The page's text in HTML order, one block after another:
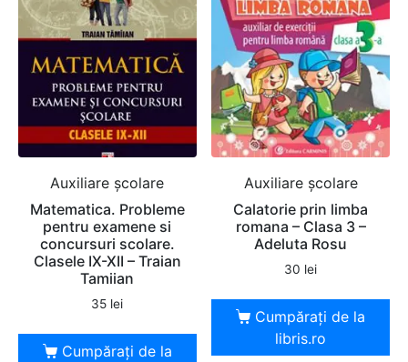
Auxiliare şcolare
Matematica. Probleme
pentru examene si
concursuri scolare.
Clasele IX-XII – Traian
Tamiian
35 lei
Cumpărați de la
Auxiliare şcolare
Calatorie prin limba
romana – Clasa 3 –
Adeluta Rosu
30 lei
Cumpărați de la
libris.ro